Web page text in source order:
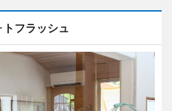
トフラッシュ